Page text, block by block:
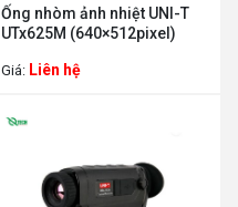
Ống nhòm ảnh nhiệt UNI-T
UTx625M (640×512pixel)
Giá: Liên hệ